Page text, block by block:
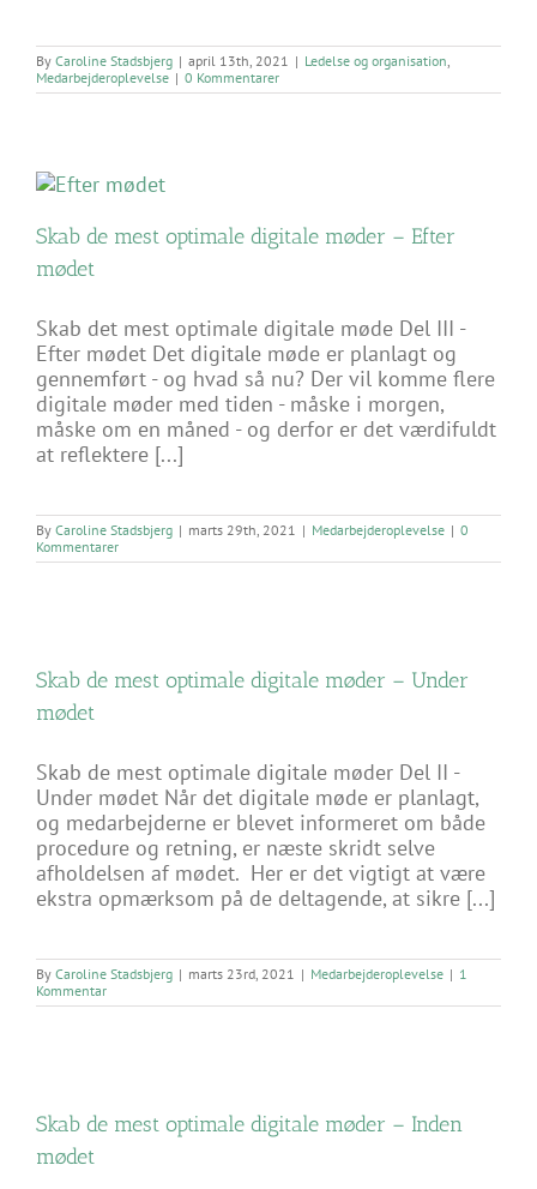
By Caroline Stadsbjerg | april 13th, 2021 | Ledelse og organisation
Medarbejderoplevelse | 0 Kommentarer
Skab de mest optimale digitale møder – Efter
mødet
Skab det mest optimale digitale møde Del III -
Efter mødet Det digitale møde er planlagt og
gennemført - og hvad så nu? Der vil komme flere
digitale møder med tiden - måske i morgen,
måske om en måned - og derfor er det værdifuldt
at reflektere [...]
By Caroline Stadsbjerg | marts 29th, 2021 | Medarbejderoplevelse | 0
Kommentarer
Skab de mest optimale digitale møder – Under
mødet
Skab de mest optimale digitale møder Del II -
Under mødet Når det digitale møde er planlagt,
og medarbejderne er blevet informeret om både
procedure og retning, er næste skridt selve
afholdelsen af mødet. Her er det vigtigt at være
ekstra opmærksom på de deltagende, at sikre [...]
By Caroline Stadsbjerg | marts 23rd, 2021 | Medarbejderoplevelse | 1
Kommentar
Skab de mest optimale digitale møder – Inden
mødet